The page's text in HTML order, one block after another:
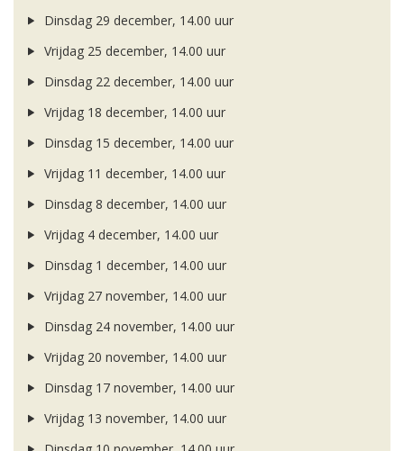
Dinsdag 29 december, 14.00 uur
Vrijdag 25 december, 14.00 uur
Dinsdag 22 december, 14.00 uur
Vrijdag 18 december, 14.00 uur
Dinsdag 15 december, 14.00 uur
Vrijdag 11 december, 14.00 uur
Dinsdag 8 december, 14.00 uur
Vrijdag 4 december, 14.00 uur
Dinsdag 1 december, 14.00 uur
Vrijdag 27 november, 14.00 uur
Dinsdag 24 november, 14.00 uur
Vrijdag 20 november, 14.00 uur
Dinsdag 17 november, 14.00 uur
Vrijdag 13 november, 14.00 uur